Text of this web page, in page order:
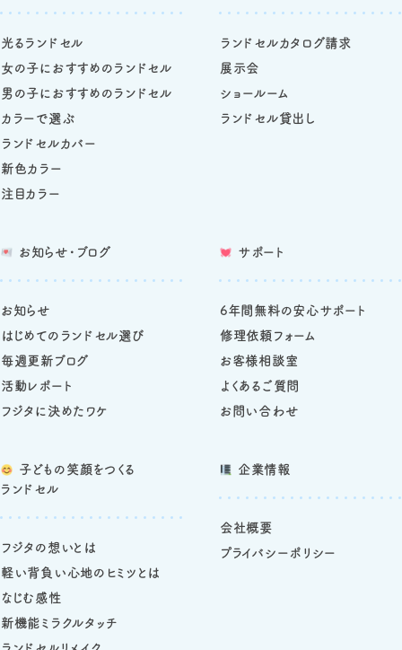
光るランドセル
女の子におすすめのランドセル
男の子におすすめのランドセル
カラーで選ぶ
ランドセルカバー
新色カラー
注目カラー
ランドセルカタログ請求
展示会
ショールーム
ランドセル貸出し
子どもの笑顔をつくる
ランドセル
フジタの想いとは
軽い背負い心地のヒミツとは
なじむ感性
新機能ミラクルタッチ
お知らせ・ブログ
お知らせ
はじめてのランドセル選び
毎週更新ブログ
活動レポート
フジタに決めたワケ
サポート
6年間無料の安心サポート
修理依頼フォーム
お客様相談室
よくあるご質問
お問い合わせ
企業情報
会社概要
プライバシーポリシー